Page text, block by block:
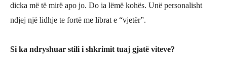
dicka më të mirë apo jo. Do ia lëmë kohës. Unë personalisht
ndjej një lidhje te fortë me librat e “vjetër”.
Si ka ndryshuar stili i shkrimit tuaj gjatë viteve?